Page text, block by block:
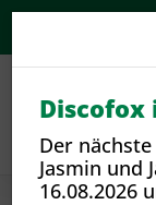
Discofox
Der
Jasmin und
16.08.2026